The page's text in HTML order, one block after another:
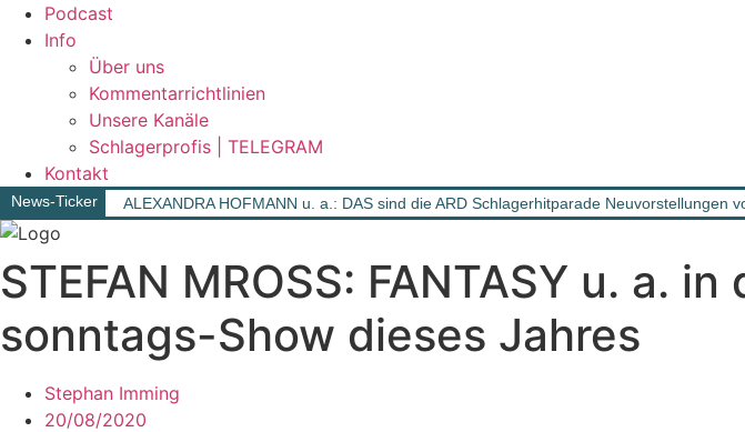
Podcast
Info
Über uns
Kommentarrichtlinien
Unsere Kanäle
Schlagerprofis | TELEGRAM
Kontakt
News-Ticker ALEXANDRA HOFMANN u. a.: DAS sind die ARD Schlagerhitparade Neuvorstellungen
STEFAN MROSS: FANTASY u. a.
sonntags-Show dieses Jahres
Stephan Imming
20/08/2020